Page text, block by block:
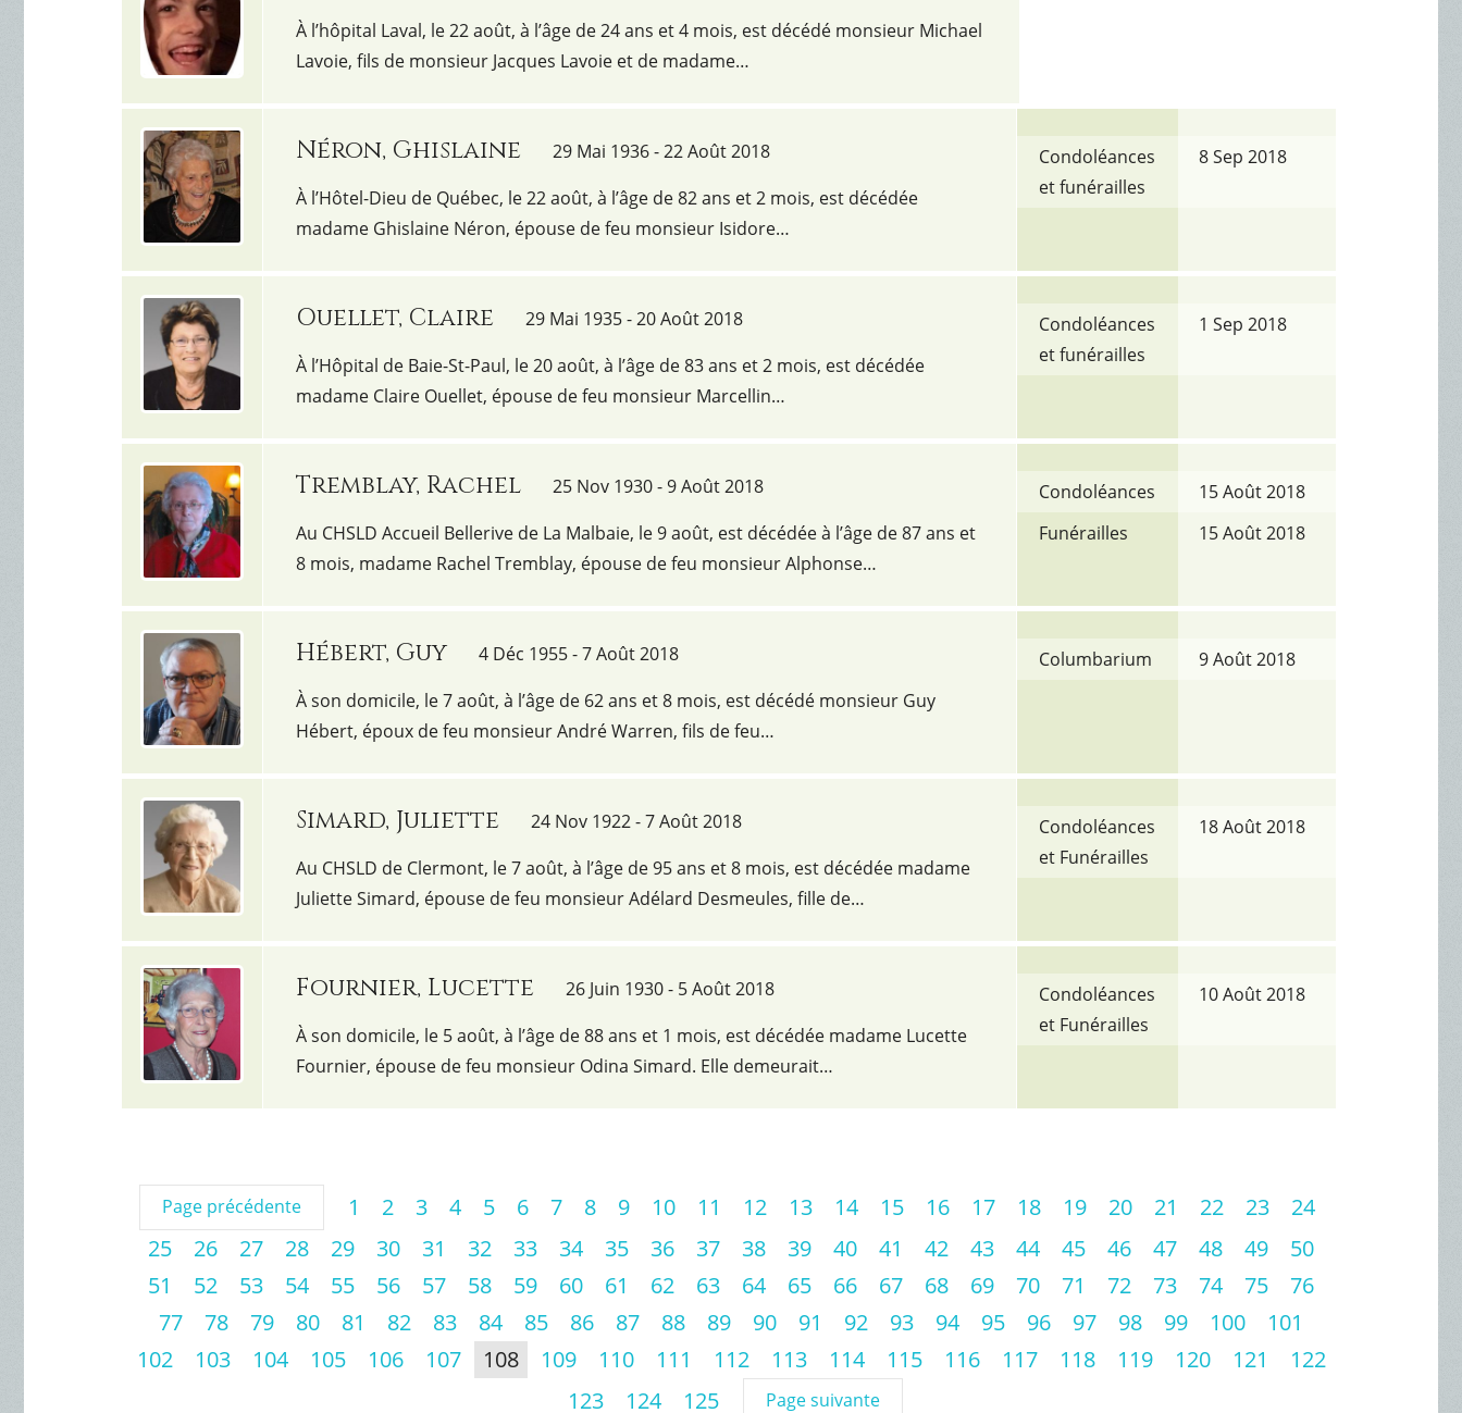
À l’hôpital Laval, le 22 août, à l’âge de 24 ans et 4 mois, est décédé monsieur Michael
Lavoie, fils de monsieur Jacques Lavoie et de madame…
Néron, Ghislaine
29 Mai 1936 - 22 Août 2018
À l’Hôtel-Dieu de Québec, le 22 août, à l’âge de 82 ans et 2 mois, est décédée
madame Ghislaine Néron, épouse de feu monsieur Isidore…
Condoléances
et funérailles
8 Sep 2018
Ouellet, Claire
29 Mai 1935 - 20 Août 2018
À l’Hôpital de Baie-St-Paul, le 20 août, à l’âge de 83 ans et 2 mois, est décédée
madame Claire Ouellet, épouse de feu monsieur Marcellin…
Condoléances
et funérailles
1 Sep 2018
Tremblay, Rachel
25 Nov 1930 - 9 Août 2018
Au CHSLD Accueil Bellerive de La Malbaie, le 9 août, est décédée à l’âge de 87 ans et
8 mois, madame Rachel Tremblay, épouse de feu monsieur Alphonse…
Condoléances
15 Août 2018
Funérailles
15 Août 2018
Hébert, Guy
4 Déc 1955 - 7 Août 2018
À son domicile, le 7 août, à l’âge de 62 ans et 8 mois, est décédé monsieur Guy
Hébert, époux de feu monsieur André Warren, fils de feu…
Columbarium 9 Août 2018
Simard, Juliette
24 Nov 1922 - 7 Août 2018
Au CHSLD de Clermont, le 7 août, à l’âge de 95 ans et 8 mois, est décédée madame
Juliette Simard, épouse de feu monsieur Adélard Desmeules, fille de…
Condoléances
et Funérailles
18 Août 2018
Fournier, Lucette
26 Juin 1930 - 5 Août 2018
À son domicile, le 5 août, à l’âge de 88 ans et 1 mois, est décédée madame Lucette
Fournier, épouse de feu monsieur Odina Simard. Elle demeurait…
Condoléances
et Funérailles
10 Août 2018
Page précédente 1 2 3 4 5 6 7 8 9 10 11 12 13 14 15 16 17 18 19 20 21 22 23
24
25
26 27 28 29 30 31 32 33 34 35 36 37 38 39 40 41 42 43 44 45 46 47 48 49
50
51
52 53 54 55 56 57 58 59 60 61 62 63 64 65 66 67 68 69 70 71 72 73 74 75
76
77
78 79 80 81 82 83 84 85 86 87 88 89 90 91 92 93 94 95 96 97 98 99 100
101
102
103 104 105 106 107 108 109 110 111 112 113 114 115 116 117 118 119 120 121
122
123
124 125 Page suivante